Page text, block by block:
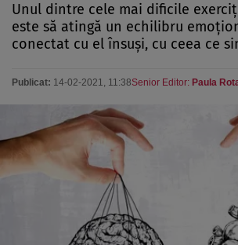
Unul dintre cele mai dificile
este să atingă un echilibru
conectat cu el însuşi, cu ceea ce
Publicat: 14-02-2021, 11:38Senior Editor: Paula